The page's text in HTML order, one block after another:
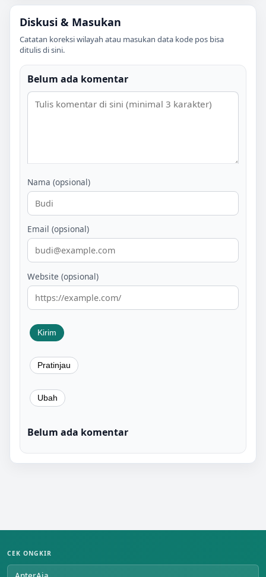
Diskusi & Masukan
Catatan koreksi wilayah atau masukan data kode pos bisa
ditulis di sini.
Belum ada komentar
Nama (opsional)
Email (opsional)
Website (opsional)
Belum ada komentar
CEK ONGKIR